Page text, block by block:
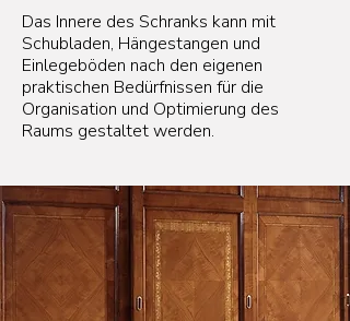
Das Innere des Schranks kann mit
Schubladen, Hängestangen und
Einlegeböden nach den eigenen
praktischen Bedürfnissen für die
Organisation und Optimierung des
Raums gestaltet werden.